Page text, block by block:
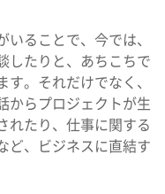
ることで、今では、
したりと、あちこちで
。それだけでなく、
からプロジェクトが生
れたり、仕事に関する
ど、ビジネスに直結す